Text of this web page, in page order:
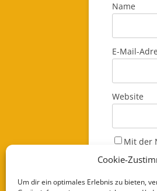
Cookie-
Um dir ein optimales Erlebnis zu bieten,
Name
E-Mail-
Website
Mit der